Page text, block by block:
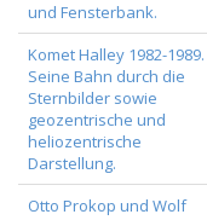
und Fensterbank.
Komet Halley 1982-1989.
Seine Bahn durch die
Sternbilder sowie
geozentrische und
heliozentrische
Darstellung.
Otto Prokop und Wolf